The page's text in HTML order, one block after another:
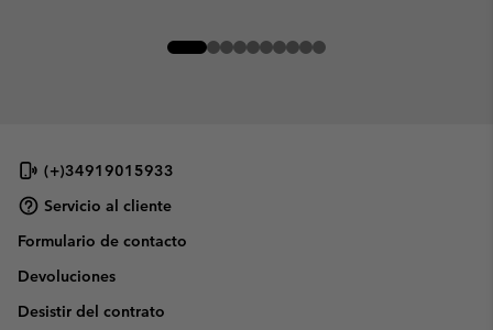
(+)34919015933
Servicio al cliente
Formulario de contacto
Devoluciones
Desistir del contrato